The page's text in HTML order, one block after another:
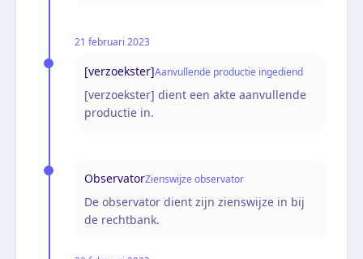
21 februari 2023
[verzoekster]Aanvullende productie ingediend
[verzoekster] dient een akte aanvullende
productie in.
ObservatorZienswijze observator
De observator dient zijn zienswijze in bij
de rechtbank.